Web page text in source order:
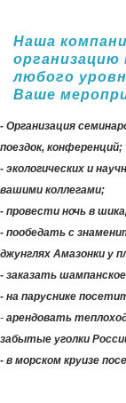
Наша
организацию
любого
Ваше
- Организация
поездок, конференций;
- экологических и
вашими коллегами;
- провести ночь в
- пообедать с
джунглях Амазонки у
- заказать
- на паруснике
- арендовать
забытые уголки
- в морском круизе